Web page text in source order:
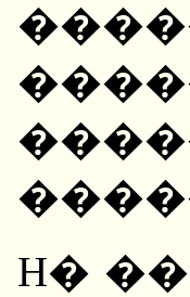
H�